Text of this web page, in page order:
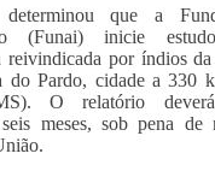
que a
(Funai) inicie
reivindicada por índios da
do Pardo, cidade a 330
O relatório
meses, sob pena de